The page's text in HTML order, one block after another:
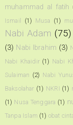
muhammad al fatih
Ismail
(1) Musa (1)
Nabi Adam (75)
(3) Nabi Ibrahim (3)
Nabi Khaidir (1) Nabi
Sulaiman (2) Nabi
Baksolahar (1) NKRI (1)
(1) Nusa Tenggara (1)
Tanpa Islam (1) obat